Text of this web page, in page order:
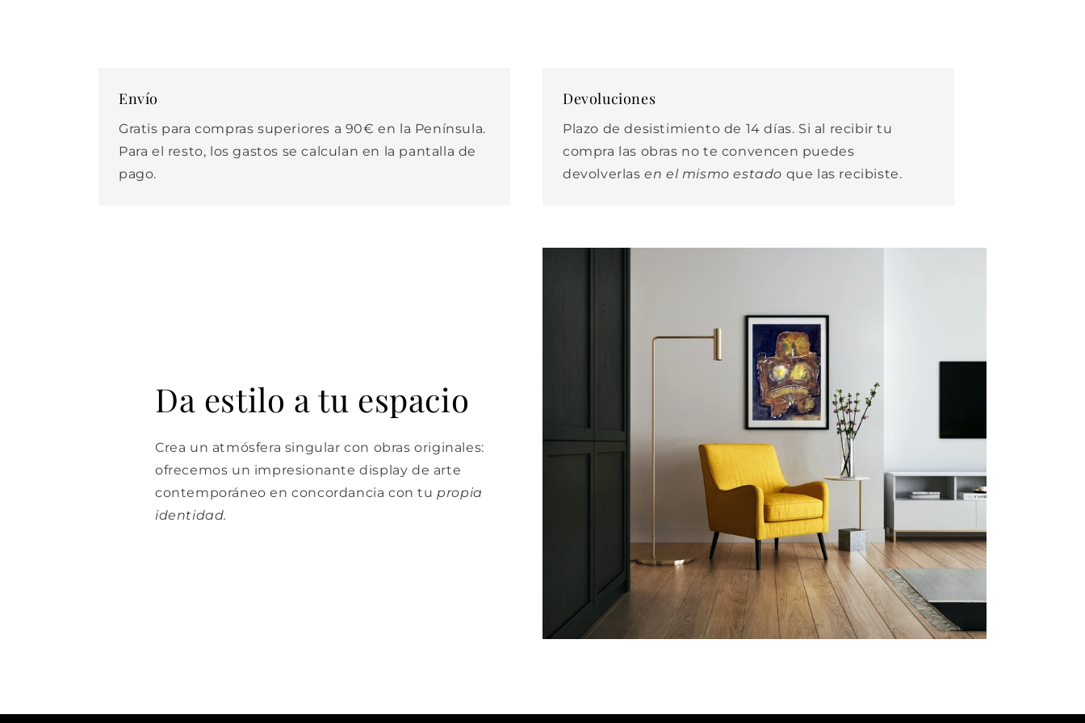
Envío
Gratis para compras superiores a 90€ en la Península.
Para el resto, los gastos se calculan en la pantalla de
pago.
Devoluciones
Plazo de desistimiento de 14 días. Si al recibir tu
compra las obras no te convencen puedes
devolverlasen el mismo estado que las recibiste.
Da estilo a tu espacio
Crea un atmósfera singular con obras originales:
ofrecemos un impresionante display de arte
contemporáneo en concordancia con tu propia
identidad.